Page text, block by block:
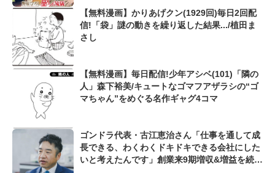
【無料漫画】かりあげクン(1929回)毎日2回配
信!「袋」謎の動きを繰り返した結果.../植田ま
さし
【無料漫画】毎日配信!少年アシベ(101)「隣の
人」森下裕美/キュートなゴマフアザラシの“ゴ
マちゃん”をめぐる名作ギャグ4コマ
ゴンドラ代表・古江恵治さん「仕事を通して成
長できる、わくわくドキドキできる会社にした
いと考えたんです」創業来9期増収&増益を続け